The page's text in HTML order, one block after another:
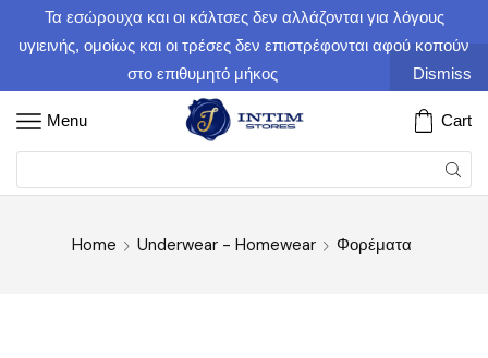
Τα εσώρουχα και οι κάλτσες δεν αλλάζονται για λόγους
υγιεινής, ομοίως και οι τρέσες δεν επιστρέφονται αφού κοπούν
στο επιθυμητό μήκος
Dismiss
Menu Cart
Home Underwear - Homewear Φορέματα